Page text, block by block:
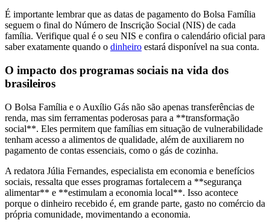
É importante lembrar que as datas de pagamento do Bolsa Família
seguem o final do Número de Inscrição Social (NIS) de cada
família. Verifique qual é o seu NIS e confira o calendário oficial para
saber exatamente quando o dinheiro estará disponível na sua conta.
O impacto dos programas sociais na vida dos
brasileiros
O Bolsa Família e o Auxílio Gás não são apenas transferências de
renda, mas sim ferramentas poderosas para a **transformação
social**. Eles permitem que famílias em situação de vulnerabilidade
tenham acesso a alimentos de qualidade, além de auxiliarem no
pagamento de contas essenciais, como o gás de cozinha.
A redatora Júlia Fernandes, especialista em economia e benefícios
sociais, ressalta que esses programas fortalecem a **segurança
alimentar** e **estimulam a economia local**. Isso acontece
porque o dinheiro recebido é, em grande parte, gasto no comércio da
própria comunidade, movimentando a economia.